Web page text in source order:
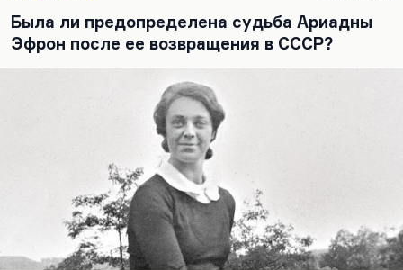
Была ли предопределена судьба Ариадны
Эфрон после ее возвращения в СССР?